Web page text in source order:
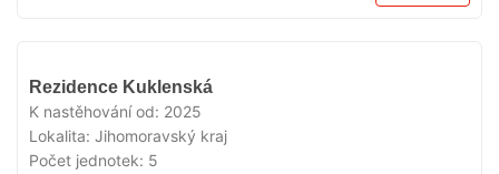
Rezidence Kuklenská
K nastěhování od: 2025
Lokalita: Jihomoravský kraj
Počet jednotek: 5